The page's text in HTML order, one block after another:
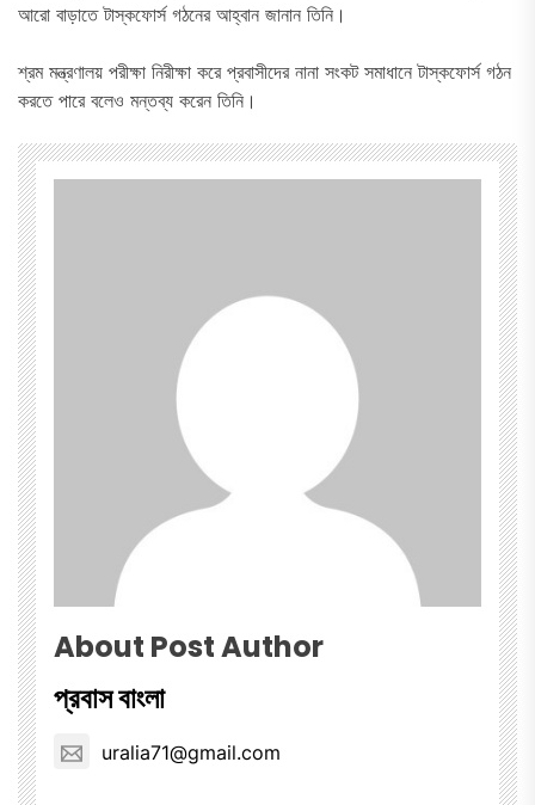
আরো বাড়াতে টাস্কফোর্স গঠনের আহ্বান জানান তিনি।
শ্রম মন্ত্রণালয় পরীক্ষা নিরীক্ষা করে প্রবাসীদের নানা সংকট সমাধানে টাস্কফোর্স গঠন
করতে পারে বলেও মন্তব্য করেন তিনি।
About Post Author
প্রবাস বাংলা
uralia71@gmail.com